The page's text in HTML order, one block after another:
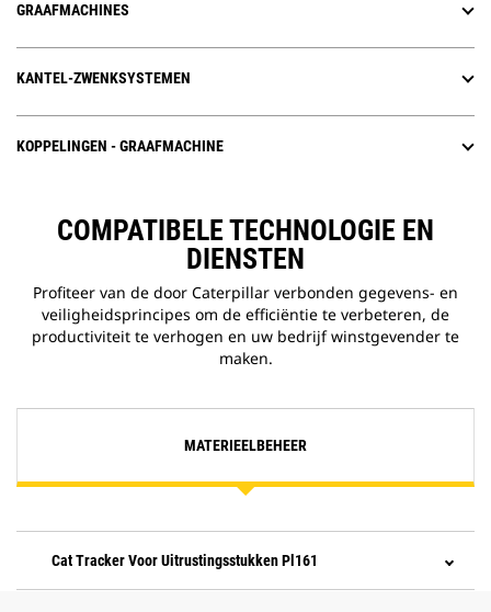
GRAAFMACHINES
KANTEL-ZWENKSYSTEMEN
KOPPELINGEN - GRAAFMACHINE
COMPATIBELE TECHNOLOGIE EN
DIENSTEN
Profiteer van de door Caterpillar verbonden gegevens- en
veiligheidsprincipes om de efficiëntie te verbeteren, de
productiviteit te verhogen en uw bedrijf winstgevender te
maken.
MATERIEELBEHEER
Cat Tracker Voor Uitrustingsstukken Pl161